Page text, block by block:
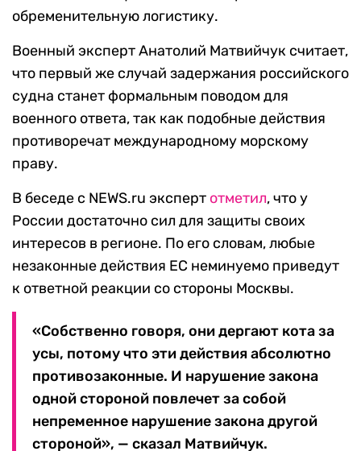
обременительную логистику.
Военный эксперт Анатолий Матвийчук считает,
что первый же случай задержания российского
судна станет формальным поводом для
военного ответа, так как подобные действия
противоречат международному морскому
праву.
В беседе с NEWS.ru эксперт отметил, что у
России достаточно сил для защиты своих
интересов в регионе. По его словам, любые
незаконные действия ЕС неминуемо приведут
к ответной реакции со стороны Москвы.
«Собственно говоря, они дергают кота за
усы, потому что эти действия абсолютно
противозаконные. И нарушение закона
одной стороной повлечет за собой
непременное нарушение закона другой
стороной», — сказал Матвийчук.